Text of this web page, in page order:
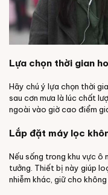
Lựa chọn thời gian
Hãy chú ý lựa chọn thời
sau cơn mưa là lúc chất
ngoài vào giờ cao điểm
Lắp đặt máy lọc
Nếu sống trong khu vực ô
tưởng. Thiết bị này giúp
nhiễm khác, giữ cho